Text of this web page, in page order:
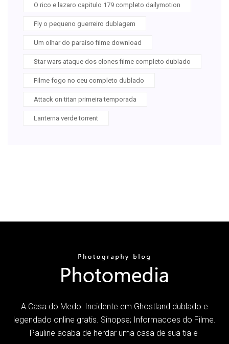
O rico e lazaro capitulo 179 completo dailymotion
Fly o pequeno guerreiro dublagem
Um olhar do paraíso filme download
Star wars ataque dos clones filme completo dublado
Filme fogo no ceu completo dublado
Attack on titan primeira temporada
Lanterna verde torrent
A Casa do Medo: Incidente em Ghostland dublado e
legendado online gratis. Sinopse; Informacoes do Filme.
Pauline acaba de herdar uma casa de sua tia e